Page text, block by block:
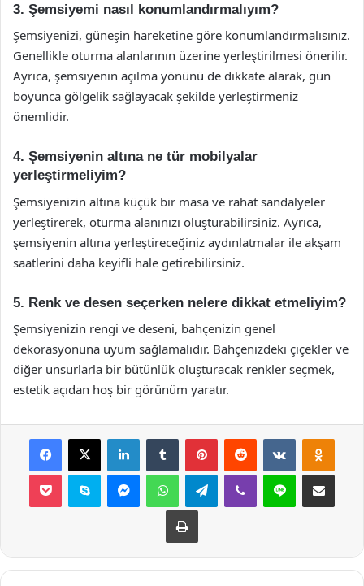
3. Şemsiyemi nasıl konumlandırmalıyım?
Şemsiyenizi, güneşin hareketine göre konumlandırmalısınız.
Genellikle oturma alanlarının üzerine yerleştirilmesi önerilir.
Ayrıca, şemsiyenin açılma yönünü de dikkate alarak, gün
boyunca gölgelik sağlayacak şekilde yerleştirmeniz
önemlidir.
4. Şemsiyenin altına ne tür mobilyalar
yerleştirmeliyim?
Şemsiyenizin altına küçük bir masa ve rahat sandalyeler
yerleştirerek, oturma alanınızı oluşturabilirsiniz. Ayrıca,
şemsiyenin altına yerleştireceğiniz aydınlatmalar ile akşam
saatlerini daha keyifli hale getirebilirsiniz.
5. Renk ve desen seçerken nelere dikkat etmeliyim?
Şemsiyenizin rengi ve deseni, bahçenizin genel
dekorasyonuna uyum sağlamalıdır. Bahçenizdeki çiçekler ve
diğer unsurlarla bir bütünlük oluşturacak renkler seçmek,
estetik açıdan hoş bir görünüm yaratır.
Facebook
X LinkedInTumblr PinterestReddit VKontakte
Pocket Skype MessengerWhatsAppTelegramViber Line E-Posta ile
Yazdır